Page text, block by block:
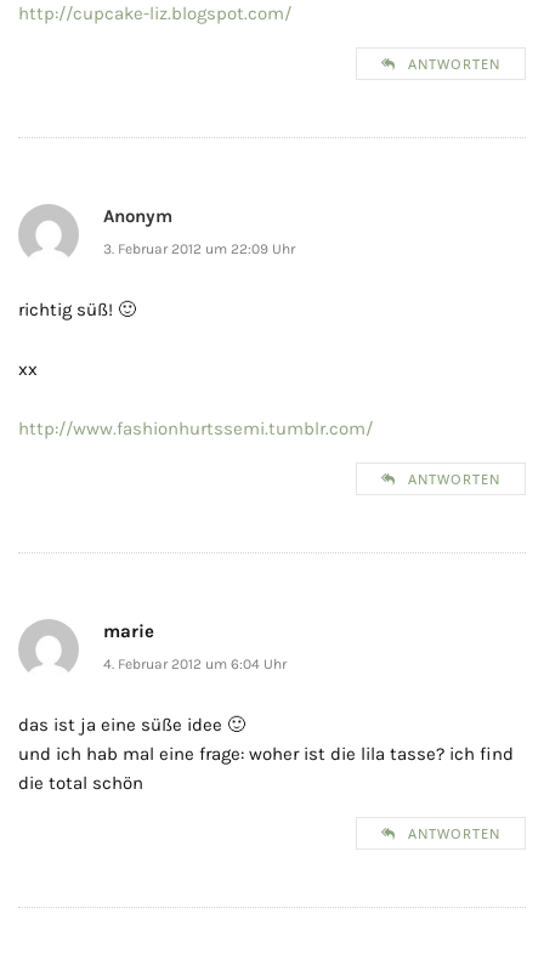
http://cupcake-liz.blogspot.com/
ANTWORTEN
Anonym
3. Februar 2012 um 22:09 Uhr
richtig süß! 🙂
xx
http://www.fashionhurtssemi.tumblr.com/
ANTWORTEN
marie
4. Februar 2012 um 6:04 Uhr
das ist ja eine süße idee 🙂
und ich hab mal eine frage: woher ist die lila tasse? ich find
die total schön
ANTWORTEN